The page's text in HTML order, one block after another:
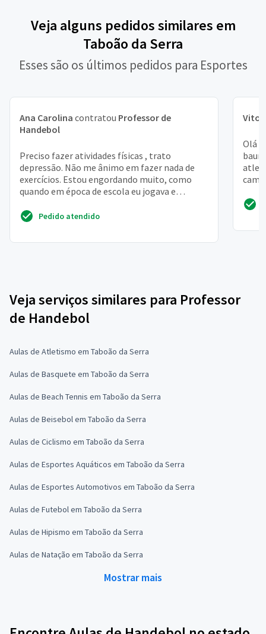
Veja alguns pedidos similares em
Taboão da Serra
Esses são os últimos pedidos para Esportes
Ana Carolina contratou Professor de
Handebol
Preciso fazer atividades físicas , trato
depressão. Não me ânimo em fazer nada de
exercícios. Estou engordando muito, como
quando em época de escola eu jogava e
Pedido atendido
Vitor
Olá
Veja serviços similares para Professor
de Handebol
Aulas de Atletismo em Taboão da Serra
Aulas de Basquete em Taboão da Serra
Aulas de Beach Tennis em Taboão da Serra
Aulas de Beisebol em Taboão da Serra
Aulas de Ciclismo em Taboão da Serra
Aulas de Esportes Aquáticos em Taboão da Serra
Aulas de Esportes Automotivos em Taboão da Serra
Aulas de Futebol em Taboão da Serra
Aulas de Hipismo em Taboão da Serra
Aulas de Natação em Taboão da Serra
Mostrar mais